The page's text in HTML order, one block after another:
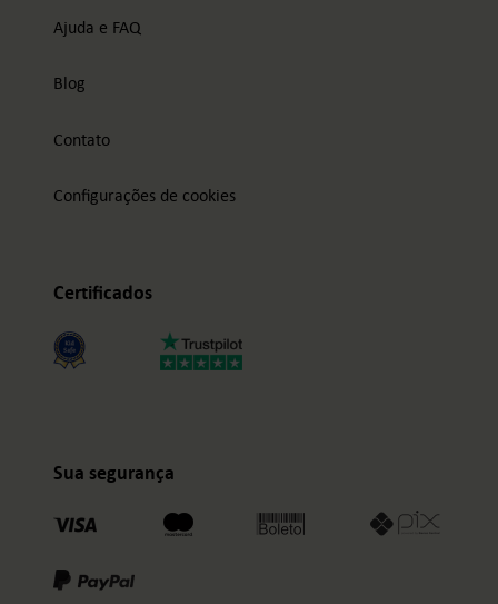
Ajuda e FAQ
Blog
Contato
Configurações de cookies
Certificados
Sua segurança